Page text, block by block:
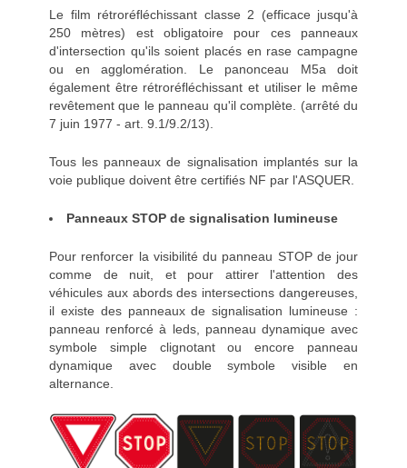
Le film rétroréfléchissant classe 2 (efficace jusqu'à
250 mètres) est obligatoire pour ces panneaux
d'intersection qu'ils soient placés en rase campagne
ou en agglomération. Le panonceau M5a doit
également être rétroréfléchissant et utiliser le même
revêtement que le panneau qu'il complète. (arrêté du
7 juin 1977 - art. 9.1/9.2/13).
Tous les panneaux de signalisation implantés sur la
voie publique doivent être certifiés NF par l'ASQUER.
Panneaux STOP de signalisation lumineuse
Pour renforcer la visibilité du panneau STOP de jour
comme de nuit, et pour attirer l'attention des
véhicules aux abords des intersections dangereuses,
il existe des panneaux de signalisation lumineuse :
panneau renforcé à leds, panneau dynamique avec
symbole simple clignotant ou encore panneau
dynamique avec double symbole visible en
alternance.